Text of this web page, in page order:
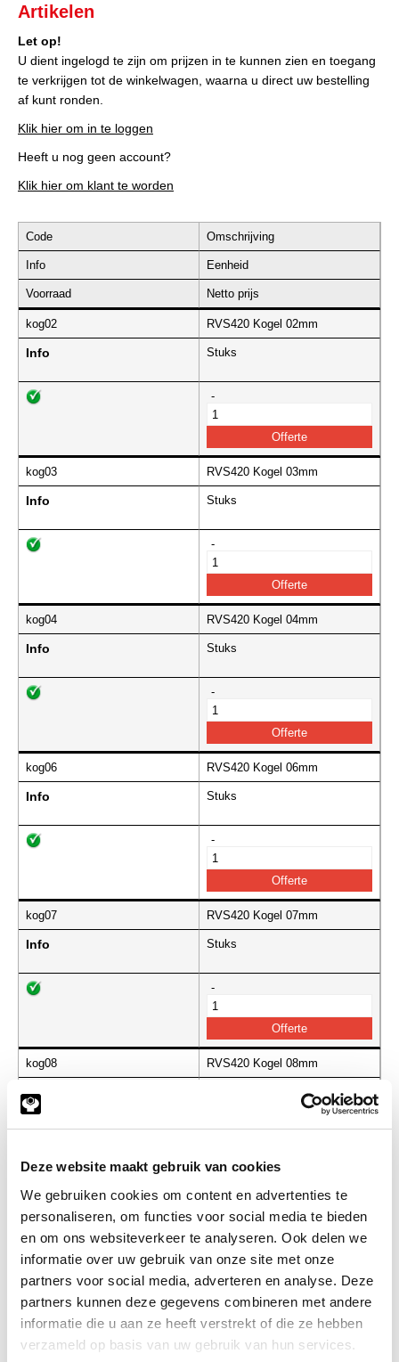
Deze website maakt gebruik van cookies
We gebruiken cookies om content en advertenties te
personaliseren, om functies voor social media te bieden
en om ons websiteverkeer te analyseren. Ook delen we
informatie over uw gebruik van onze site met onze
partners voor social media, adverteren en analyse. Deze
partners kunnen deze gegevens combineren met andere
informatie die u aan ze heeft verstrekt of die ze hebben
verzameld op basis van uw gebruik van hun services.
Artikelen
Let op!
U dient ingelogd te zijn om prijzen in te kunnen zien en toegang
te verkrijgen tot de winkelwagen, waarna u direct uw bestelling
af kunt ronden.
Klik hier om in te loggen
Heeft u nog geen account?
Klik hier om klant te worden
Code Omschrijving
Info Eenheid
Voorraad Netto prijs
kog02 RVS420 Kogel 02mm
Info Stuks
-
kog03 RVS420 Kogel 03mm
Info Stuks
-
kog04 RVS420 Kogel 04mm
Info Stuks
-
kog06 RVS420 Kogel 06mm
Info Stuks
-
kog07 RVS420 Kogel 07mm
Info Stuks
-
kog08 RVS420 Kogel 08mm
Info
kog10 RVS420 Kogel 10mm
Info Stuks
-